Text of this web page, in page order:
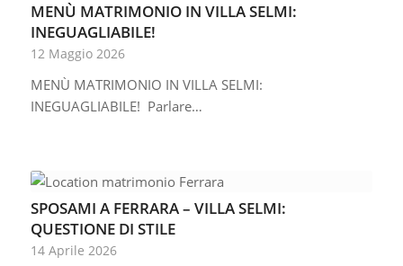
MENÙ MATRIMONIO IN VILLA SELMI:
INEGUAGLIABILE!
12 Maggio 2026
MENÙ MATRIMONIO IN VILLA SELMI:
INEGUAGLIABILE! Parlare…
SPOSAMI A FERRARA – VILLA SELMI:
QUESTIONE DI STILE
14 Aprile 2026